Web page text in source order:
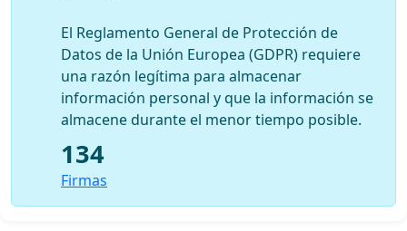
El Reglamento General de Protección de
Datos de la Unión Europea (GDPR) requiere
una razón legítima para almacenar
información personal y que la información se
almacene durante el menor tiempo posible.
134
Firmas